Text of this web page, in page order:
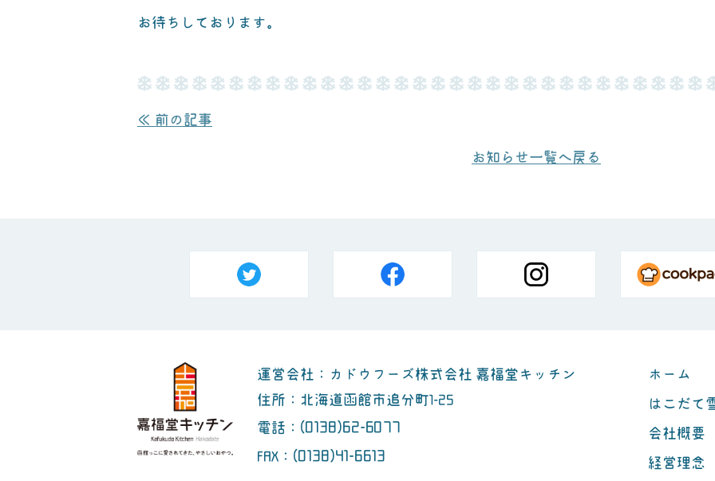
お待ちしております。
≪ 前の記事
お知らせ一覧へ戻る
ホーム
はこだて
会社概要
経営理念
運営会社：カドウフーズ株式会社 嘉福堂キッチン
住所：北海道函館市追分町1-25
電話： (0138)62-6077
FAX： (0138)41-6613